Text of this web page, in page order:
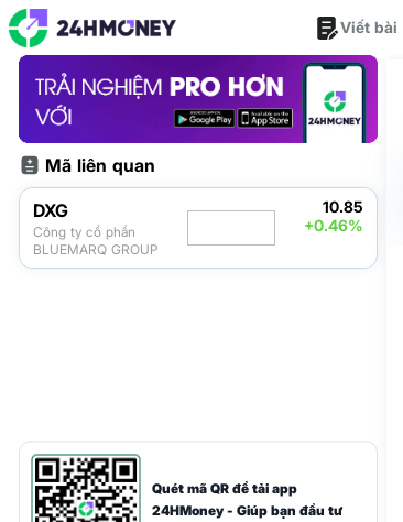
Viết bài
Mã liên quan
DXG
Công ty cổ phần
BLUEMARQ GROUP
10.85
+0.46%
Quét mã QR để tải app
24HMoney - Giúp bạn đầu tư